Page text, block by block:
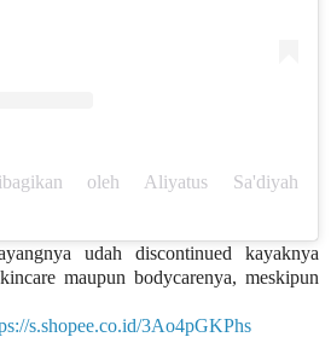
oleh Aliyatus Sa'diyah
udah discontinued kayaknya
maupun bodycarenya, meskipun
s.shopee.co.id/3Ao4pGKPhs